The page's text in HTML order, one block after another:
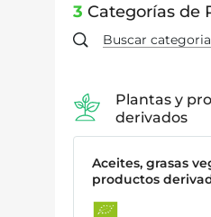
3 Categorías de
Plantas y
derivados
Aceites, grasas
productos